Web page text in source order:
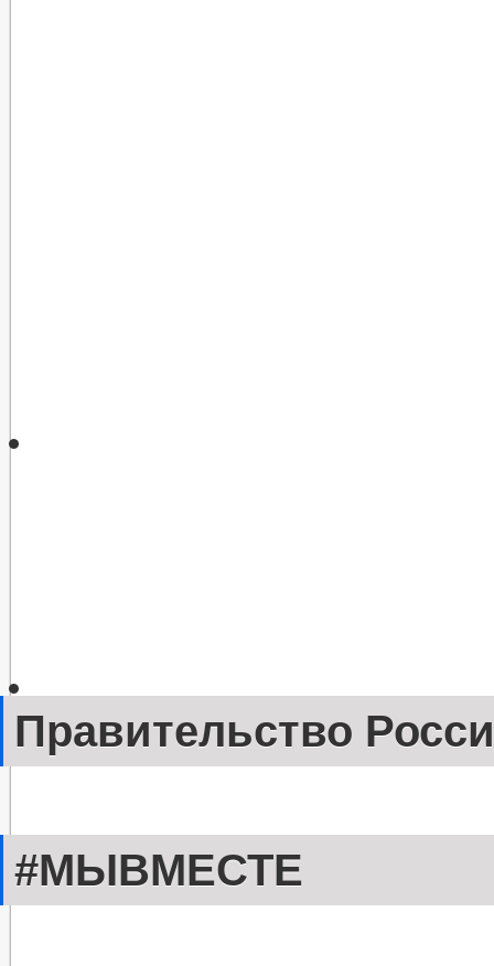
Правительство
#МЫВМЕСТЕ